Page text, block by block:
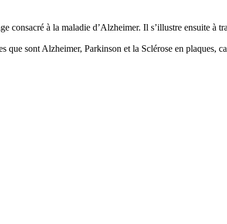
consacré à la maladie d’Alzheimer. Il s’illustre ensuite à
que sont Alzheimer, Parkinson et la Sclérose en plaques,